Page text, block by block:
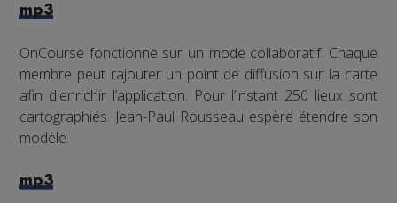
mp3
OnCourse fonctionne sur un mode collaboratif. Chaque
membre peut rajouter un point de diffusion sur la carte
afin d'enrichir l’application. Pour l’instant 250 lieux sont
cartographiés. Jean-Paul Rousseau espère étendre son
modèle.
mp3